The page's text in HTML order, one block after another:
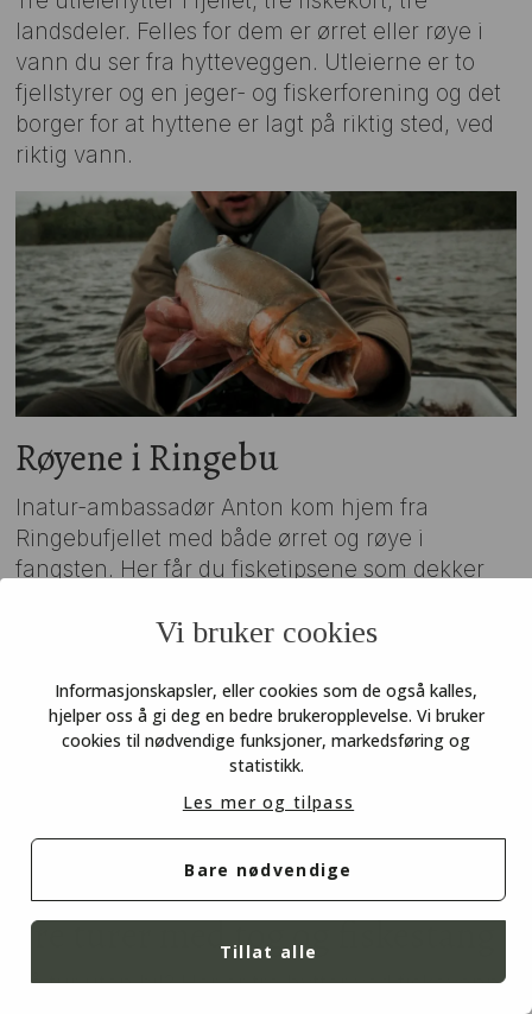
Vi bruker cookies
Informasjonskapsler, eller cookies som de også kalles,
hjelper oss å gi deg en bedre brukeropplevelse. Vi bruker
cookies til nødvendige funksjoner, markedsføring og
statistikk.
Les mer og tilpass
Bare nødvendige
Tillat alle
landsdeler. Felles for dem er ørret eller røye i
vann du ser fra hytteveggen. Utleierne er to
fjellstyrer og en jeger- og fiskerforening og det
borger for at hyttene er lagt på riktig sted, ved
riktig vann.
Røyene i Ringebu
Inatur-ambassadør Anton kom hjem fra
Ringebufjellet med både ørret og røye i
fangsten. Her får du fisketipsene som dekker
Tre turer med tog og fiskestang
På tur uten bil? Her er tre hytter ved fiskevann